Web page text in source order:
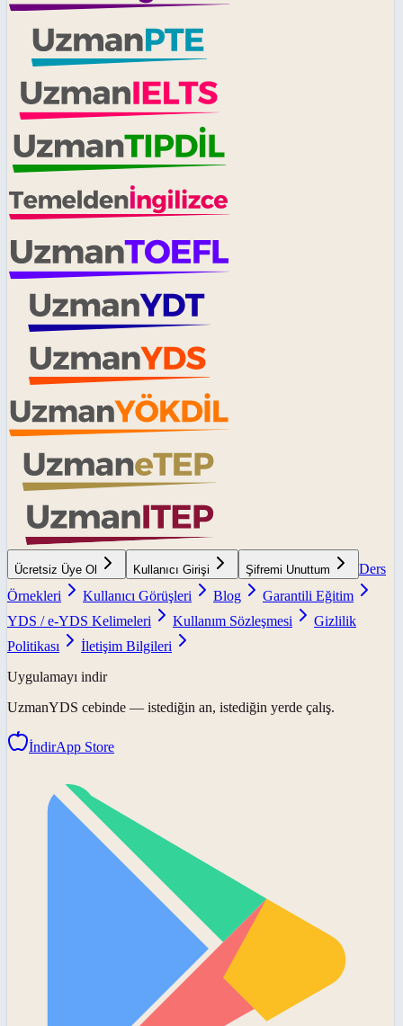
Ücretsiz Üye Ol Kullanıcı Girişi Şifremi Unuttum
Ders
Örnekleri
Kullanıcı Görüşleri Blog
Garantili Eğitim
YDS / e-YDS Kelimeleri
Kullanım Sözleşmesi
Gizlilik
Politikası
İletişim Bilgileri
Uygulamayı indir
UzmanYDS cebinde — istediğin an, istediğin yerde çalış.
İndirApp Store